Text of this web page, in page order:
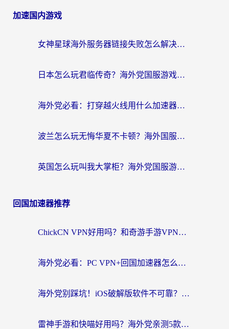
加速国内游戏
女神星球海外服务器链接失败怎么解决？海外党国服游戏加速避坑指南
日本怎么玩君临传奇？海外党国服游戏加速避坑指南（附菲律宾欧洲玩家实测）
海外党必看：打穿越火线用什么加速器？解决延迟卡顿，还能玩奇妙拼图世界和第五人格
波兰怎么玩无悔华夏不卡顿？海外国服游戏加速器终极指南（附征途2萤火突击解决方案）
英国怎么玩叫我大掌柜？海外党国服游戏加速避坑指南（附实测推荐）
回国加速器推荐
ChickCN VPN好用吗？和奇游手游VPN对比哪个回国效果更好？海外党亲测实用指南
海外党必看：PC VPN+回国加速器怎么选？无缝访问国内资源全攻略
海外党别踩坑！iOS破解版软件不可靠？教你选对回国加速器无缝看国内资源
雷神手游和快喵好用吗？海外党亲测5款回国加速器，附斧牛Bling对比+微信视频号解决办法